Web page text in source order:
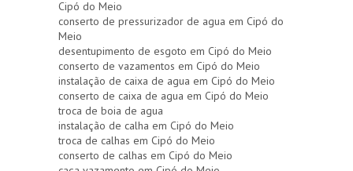
Cipó do Meio
conserto de pressurizador de agua em Cipó do
Meio
desentupimento de esgoto em Cipó do Meio
conserto de vazamentos em Cipó do Meio
instalação de caixa de agua em Cipó do Meio
conserto de caixa de agua em Cipó do Meio
troca de boia de agua
instalação de calha em Cipó do Meio
troca de calhas em Cipó do Meio
conserto de calhas em Cipó do Meio